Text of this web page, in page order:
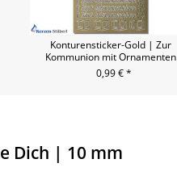
Konturensticker-Gold | Zur
Kommunion mit Ornamenten
| 8 mm
0,99 € *
Dich | 10 mm